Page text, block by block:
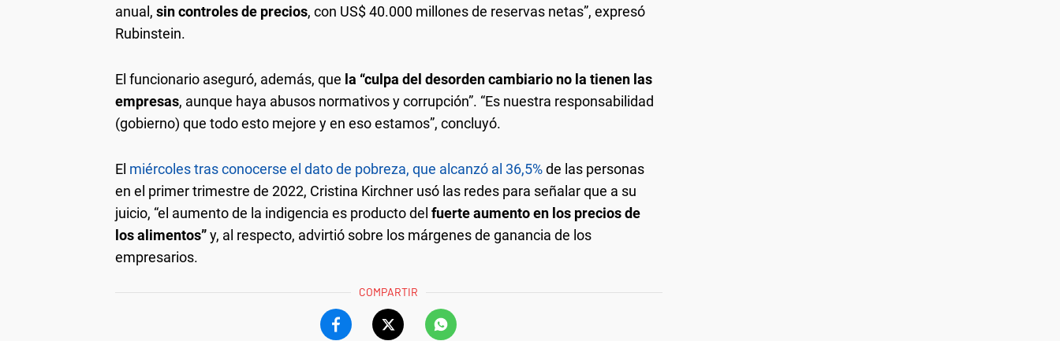
anual, sin controles de precios, con US$ 40.000 millones de reservas netas”, expresó
Rubinstein.
El funcionario aseguró, además, que la “culpa del desorden cambiario no la tienen las
empresas, aunque haya abusos normativos y corrupción”. “Es nuestra responsabilidad
(gobierno) que todo esto mejore y en eso estamos”, concluyó.
El miércoles tras conocerse el dato de pobreza, que alcanzó al 36,5%de las personas
en el primer trimestre de 2022, Cristina Kirchner usó las redes para señalar que a su
juicio, “el aumento de la indigencia es producto del fuerte aumento en los precios de
los alimentos”y, al respecto, advirtió sobre los márgenes de ganancia de los
empresarios.
COMPARTIR